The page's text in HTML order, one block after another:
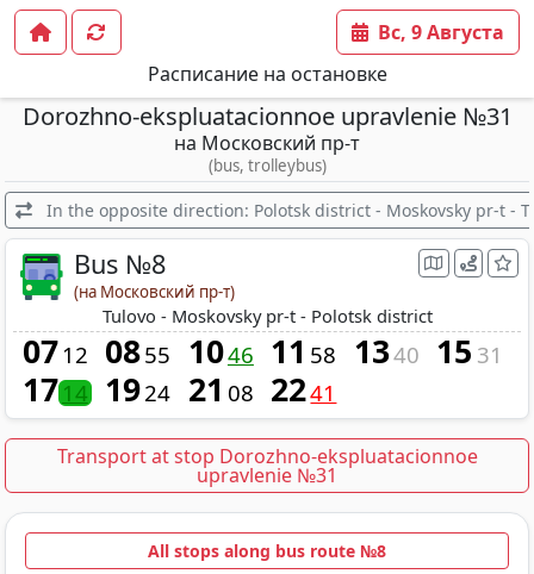
Расписание на остановке
Вс, 9 Августа
Dorozhno-ekspluatacionnoe upravlenie №31
на Московский пр-т
(bus, trolleybus)
In the opposite direction: Polotsk district - Moskovsky pr-t -
Bus №8
(на Московский пр-т)
Tulovo - Moskovsky pr-t - Polotsk district
07 12 0855 1046 11 58 1340 15 31
17 14 1924 21 08 2241
Transport at stop Dorozhno-ekspluatacionnoe
upravlenie №31
All stops along bus route №8